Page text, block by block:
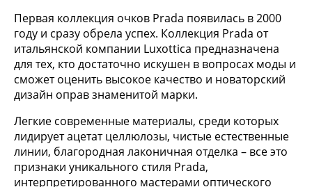
Первая коллекция очков Prada появилась в 2000
году и сразу обрела успех. Коллекция Prada от
итальянской компании Luxottica предназначена
для тех, кто достаточно искушен в вопросах моды и
сможет оценить высокое качество и новаторский
дизайн оправ знаменитой марки.
Легкие современные материалы, среди которых
лидирует ацетат целлюлозы, чистые естественные
линии, благородная лаконичная отделка – все это
признаки уникального стиля Prada,
интерпретированного мастерами оптического